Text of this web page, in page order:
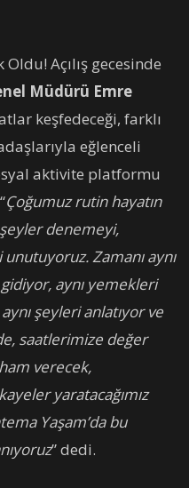
Oldu! Açılış gecesinde
Müdürü Emre
keşfedeceği, farklı
eğlenceli
aktivite platformu
Çoğumuz rutin hayatın
denemeyi,
Zamanı aynı
aynı yemekleri
şeyleri anlatıyor ve
saatlerimize değer
verecek,
yaratacağımız
Yaşam’da bu
” dedi.